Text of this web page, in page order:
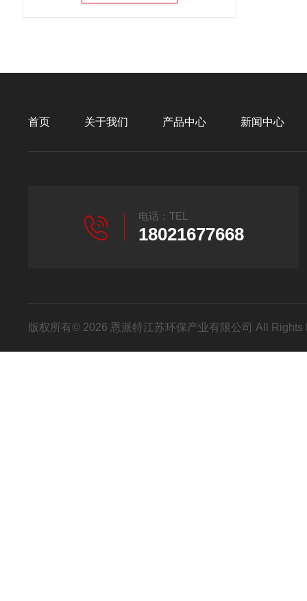
首页 关于我们 产品中心 新闻中心
电话：TEL
18021677668
版权所有© 2026 恩派特江苏环保产业有限公司 All